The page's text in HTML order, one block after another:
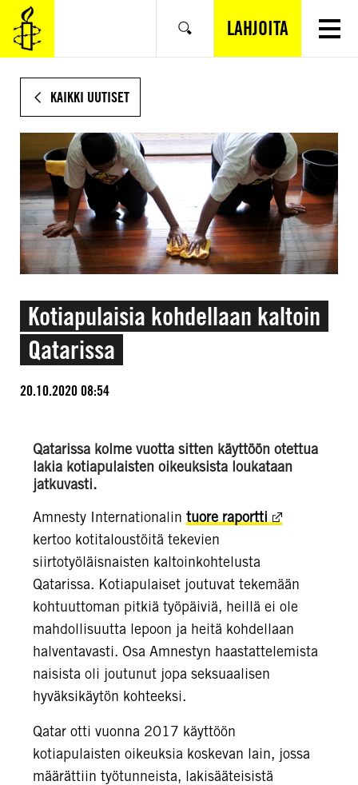
SIIRRY
VARSINAISEEN
SISÄLTÖÖN
Hae LAHJOITA
KAIKKI UUTISET
Kotiapulaisia kohdellaan kaltoin
Qatarissa
20.10.2020 08:54
Qatarissa kolme vuotta sitten käyttöön otettua
lakia kotiapulaisten oikeuksista loukataan
jatkuvasti.
Amnesty Internationalin tuore raportti
kertoo kotitaloustöitä tekevien
siirtotyöläisnaisten kaltoinkohtelusta
Qatarissa. Kotiapulaiset joutuvat tekemään
kohtuuttoman pitkiä työpäiviä, heillä ei ole
mahdollisuutta lepoon ja heitä kohdellaan
halventavasti. Osa Amnestyn haastattelemista
naisista oli joutunut jopa seksuaalisen
hyväksikäytön kohteeksi.
Qatar otti vuonna 2017 käyttöön
kotiapulaisten oikeuksia koskevan lain, jossa
määrättiin työtunneista, lakisääteisistä